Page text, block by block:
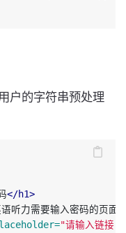
户的字符串预处理
</h1>
听力需要输入密码的页面
"请输入链接"